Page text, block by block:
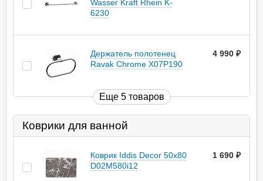
Wasser Kraft Rhein K-
6230
Держатель полотенец
Ravak Chrome X07P190
4 990
Еще 5 товаров
Коврики для ванной
Коврик Iddis Decor 50х80
D02M580i12
1 690